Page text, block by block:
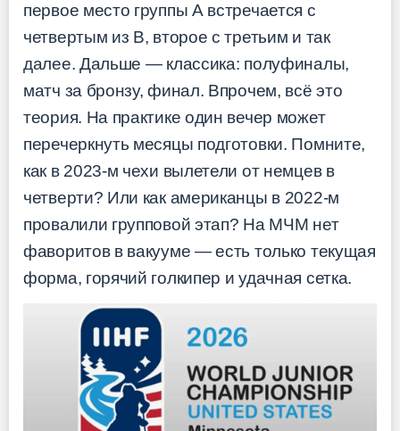
первое место группы А встречается с
четвертым из В, второе с третьим и так
далее. Дальше — классика: полуфиналы,
матч за бронзу, финал. Впрочем, всё это
теория. На практике один вечер может
перечеркнуть месяцы подготовки. Помните,
как в 2023-м чехи вылетели от немцев в
четверти? Или как американцы в 2022-м
провалили групповой этап? На МЧМ нет
фаворитов в вакууме — есть только текущая
форма, горячий голкипер и удачная сетка.